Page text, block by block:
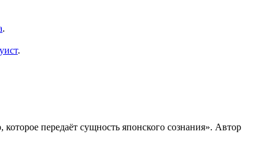
.
.
которое передаёт сущность японского сознания». Автор